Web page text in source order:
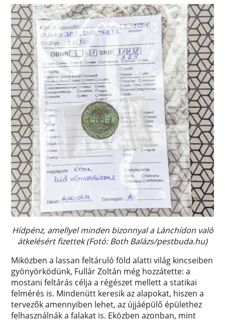
Hídpénz, amellyel minden bizonnyal a Lánchídon való
átkelésért fizettek (Fotó: Both Balázs/pestbuda.hu)
Miközben a lassan feltáruló föld alatti világ kincseiben
gyönyörködünk, Fullár Zoltán még hozzátette: a
mostani feltárás célja a régészet mellett a statikai
felmérés is. Mindenütt keresik az alapokat, hiszen a
tervezők amennyiben lehet, az újjáépülő épülethez
felhasználnák a falakat is. Eközben azonban, mint